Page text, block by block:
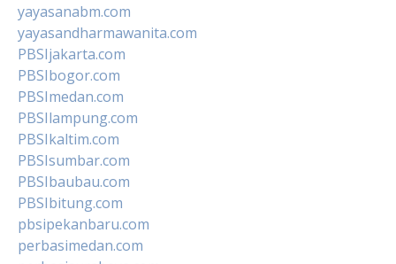
yayasanabm.com
yayasandharmawanita.com
PBSIjakarta.com
PBSIbogor.com
PBSImedan.com
PBSIlampung.com
PBSIkaltim.com
PBSIsumbar.com
PBSIbaubau.com
PBSIbitung.com
pbsipekanbaru.com
perbasimedan.com